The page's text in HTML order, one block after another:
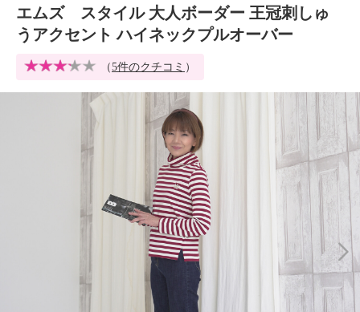
エムズ スタイル 大人ボーダー 王冠刺しゅ
うアクセント ハイネックプルオーバー
（5件のクチコミ ）